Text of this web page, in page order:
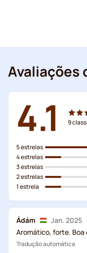
Avaliações
4.1 9
5 estrelas
4 estrelas
3 estrelas
2 estrelas
1 estrela
Ádám
Jan. 2025
Aromático, forte. Boa
Tradução automática